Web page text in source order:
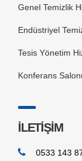
Genel Temizlik
Endüstriyel
Tesis Yönetim
Konferans
İLETİŞİM
0533 143